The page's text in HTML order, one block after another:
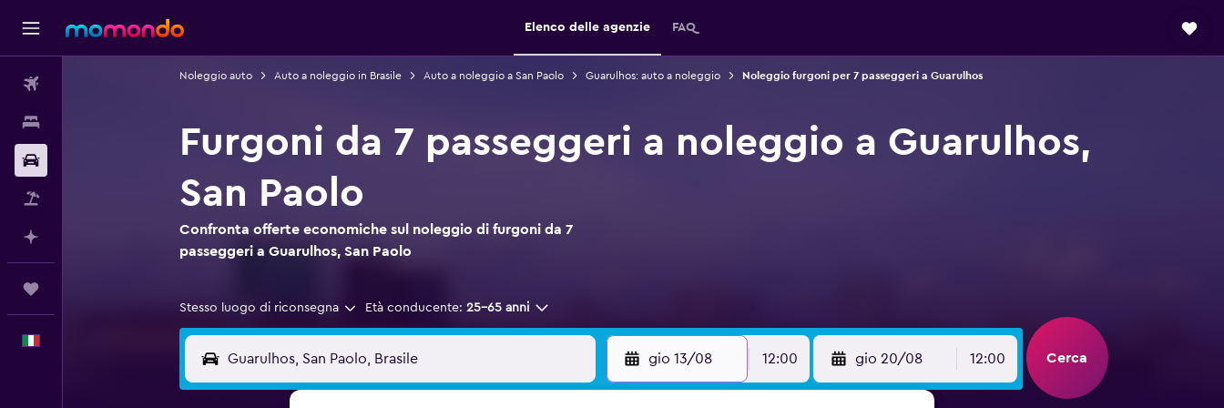
Elenco delle agenzie FAQ
Noleggio auto Auto a noleggio in Brasile Auto a noleggio a San Paolo Guarulhos: auto a noleggio Noleggio furgoni per 7 passeggeri a Guarulhos
Furgoni da 7 passeggeri a noleggio a Guarulhos,
San Paolo
Confronta offerte economiche sul noleggio di furgoni da 7
passeggeri a Guarulhos, San Paolo
Stesso luogo di riconsegna Età conducente: 25-65 anni
gio 13/08 12:00 gio 20/08 12:00 Cerca